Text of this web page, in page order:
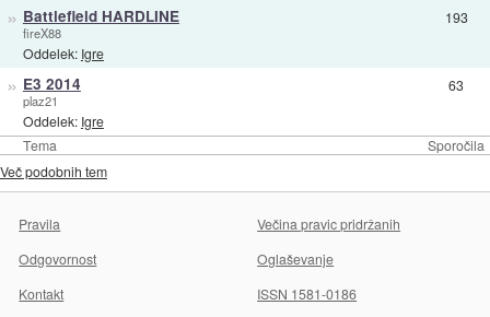
Tema Sporočila
» Battlefield HARDLINE
fireX88
Oddelek: Igre
193
» E3 2014
plaz21
Oddelek: Igre
63
Več podobnih tem
Pravila
Večina pravic pridržanih
Odgovornost
Oglaševanje
Kontakt
ISSN 1581-0186